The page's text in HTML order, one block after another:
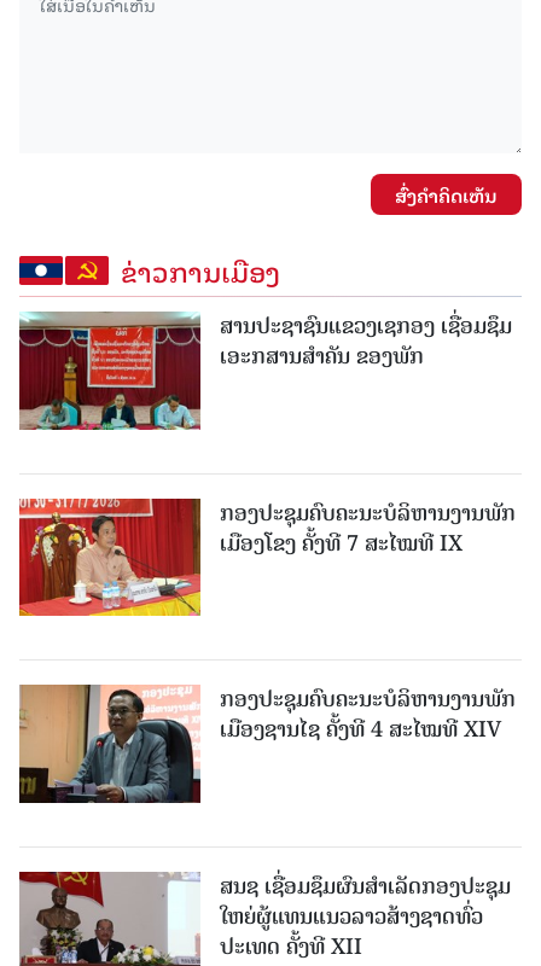
ສົ່ງຄໍາຄິດເຫັນ
ຂ່າວການເມືອງ
ສານປະຊາຊົນແຂວງເຊກອງ ເຊື່ອມຊຶມ
ເອະກສານສໍາຄັນ ຂອງພັກ
ກອງປະຊຸມຄົບຄະນະບໍລິຫານງານພັກ
ເມືອງໂຂງ ຄັ້ງທີ 7 ສະໄໝທີ IX
ກອງປະຊຸມຄົບຄະນະບໍລິຫານງານພັກ
ເມືອງຊານ​ໄຊ ຄັ້ງທີ 4 ສະໄໝທີ XIV
ສນຊ ເຊື່ອມຊຶມຜົນສໍາເລັດກອງປະຊຸມ
ໃຫຍ່ຜູ້ແທນແນວລາວສ້າງຊາດທົ່ວ
ປະເທດ ຄັ້ງທີ XII